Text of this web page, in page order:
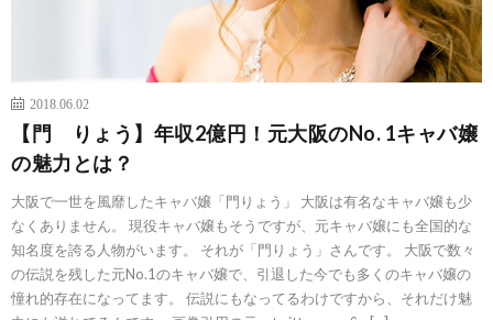
2018.06.02
【門 りょう】年収2億円！元大阪のNo. 1キャバ嬢
の魅力とは？
大阪で一世を風靡したキャバ嬢「門りょう」 大阪は有名なキャバ嬢も少
なくありません。 現役キャバ嬢もそうですが、元キャバ嬢にも全国的な
知名度を誇る人物がいます。 それが「門りょう」さんです。 大阪で数々
の伝説を残した元No.1のキャバ嬢で、引退した今でも多くのキャバ嬢の
憧れ的存在になってます。 伝説にもなってるわけですから、それだけ魅